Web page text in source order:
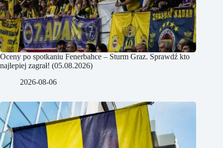
Oceny po spotkaniu Fenerbahce – Sturm Graz. Sprawdź kto
najlepiej zagrał! (05.08.2026)
2026-08-06